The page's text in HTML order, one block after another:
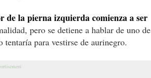
de la pierna izquierda comienza a ser
pero se detiene a hablar de uno de
para vestirse de aurinegro.